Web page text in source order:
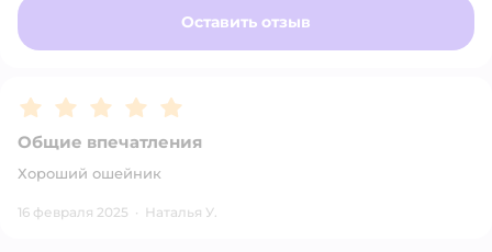
Оставить отзыв
Рейтинг:5
Общие впечатления
Хороший ошейник
16 февраля 2025 · Наталья У.